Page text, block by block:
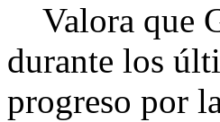
Valora que
durante los
progreso por